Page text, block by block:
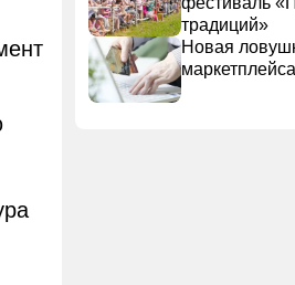
традиций»
Новая